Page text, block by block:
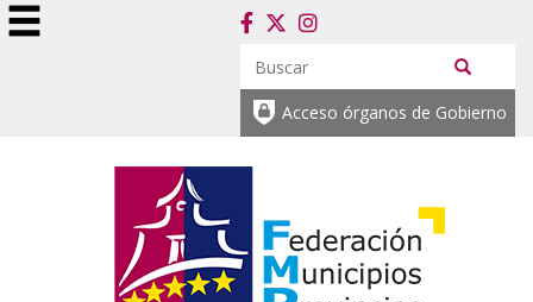
Acceso órganos de Gobierno